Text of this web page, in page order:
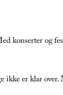
konserter og
er klar